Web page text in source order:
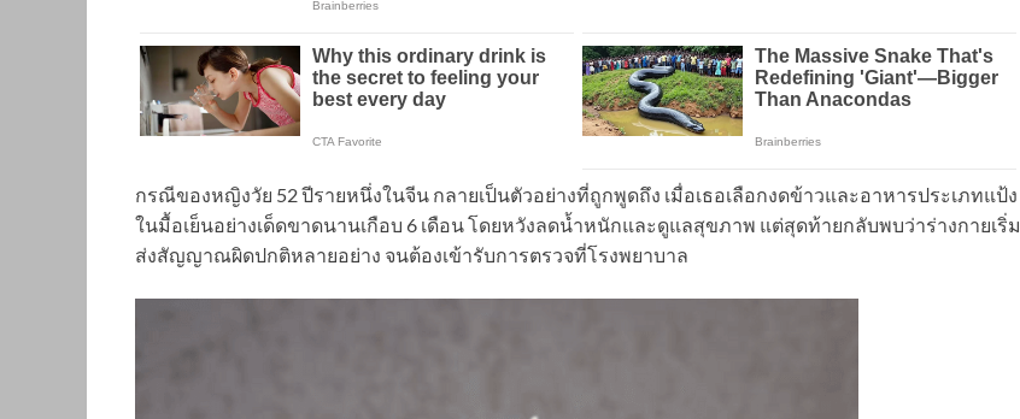
กรณีของหญิงวัย 52 ปีรายหนึ่งในจีน กลายเป็นตัวอย่างที่ถูกพูดถึง เมื่อเธอเลือกงดข้าวและอาหารประเภทแป้ง
ในมื้อเย็นอย่างเด็ดขาดนานเกือบ 6 เดือน โดยหวังลดน้ำหนักและดูแลสุขภาพ แต่สุดท้ายกลับพบว่าร่างกายเริ่ม
ส่งสัญญาณผิดปกติหลายอย่าง จนต้องเข้ารับการตรวจที่โรงพยาบาล